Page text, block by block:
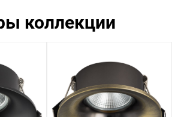
коллекции